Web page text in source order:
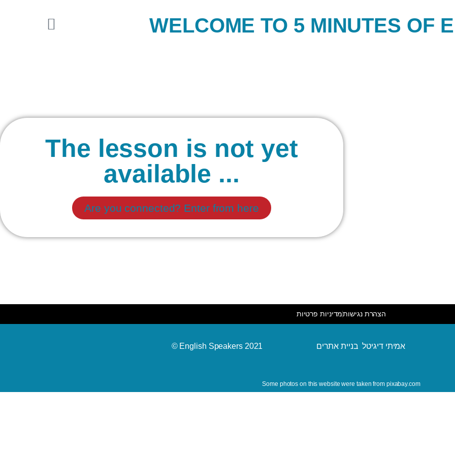
WELCOME TO 5 MINUTES OF
The lesson is not yet
available ...
Are you connected? Enter from here
מדיניות פרטיותהצהרת נגישות
© English Speakers 2021
Some photos on this website were taken from pixabay.com